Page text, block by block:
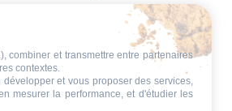
combiner et transmettre entre partenaires
contextes.
et vous proposer des services,
mesurer la performance, et d'étudier les